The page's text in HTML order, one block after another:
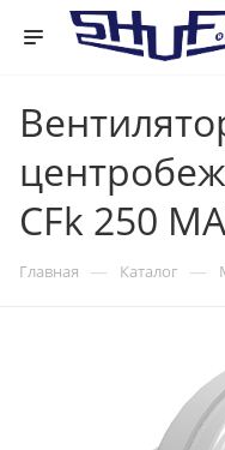
CFk 250
Главная — Каталог —